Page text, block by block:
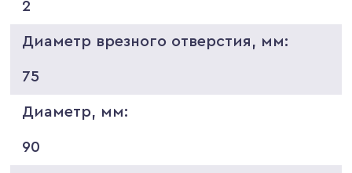
2
Диаметр врезного отверстия, мм:
75
Диаметр, мм:
90